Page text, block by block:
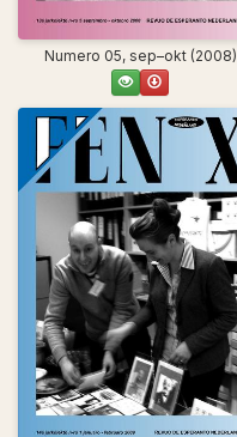
Numero 05, sep–okt (2008)